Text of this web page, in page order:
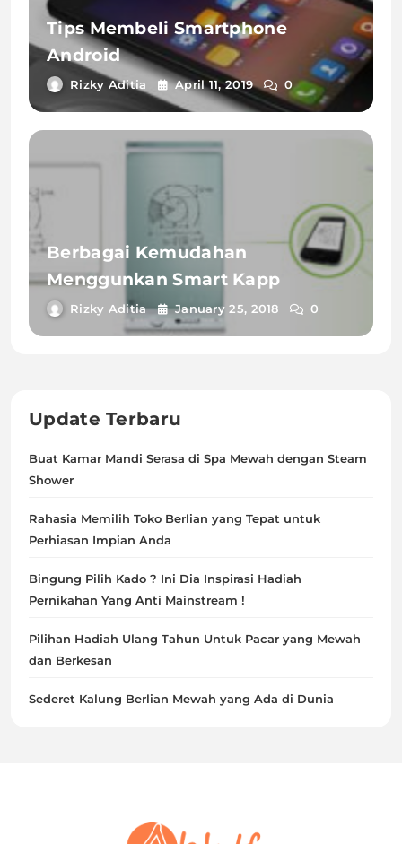
Tips Membeli Smartphone
Android
Rizky Aditia April 11, 2019 0
Berbagai Kemudahan
Menggunkan Smart Kapp
Rizky Aditia January 25, 2018 0
Update Terbaru
Buat Kamar Mandi Serasa di Spa Mewah dengan Steam
Shower
Rahasia Memilih Toko Berlian yang Tepat untuk
Perhiasan Impian Anda
Bingung Pilih Kado ? Ini Dia Inspirasi Hadiah
Pernikahan Yang Anti Mainstream !
Pilihan Hadiah Ulang Tahun Untuk Pacar yang Mewah
dan Berkesan
Sederet Kalung Berlian Mewah yang Ada di Dunia